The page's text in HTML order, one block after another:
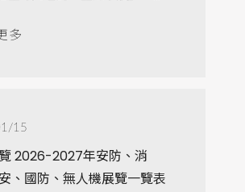
多
15
2026-2027年安防、消
、國防、無人機展覽一覽表